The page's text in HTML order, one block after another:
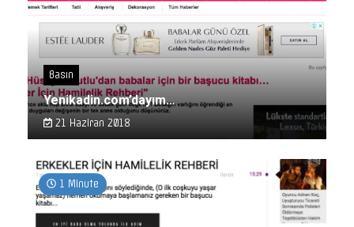
Basın
Yenikadin.com’dayım…
21 Haziran 2018
1 Minute